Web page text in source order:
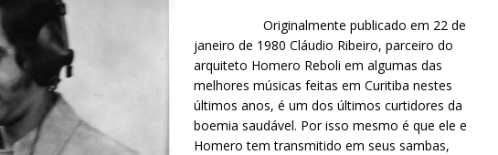
Originalmente publicado em 22 de
janeiro de 1980 Cláudio Ribeiro, parceiro do
arquiteto Homero Reboli em algumas das
melhores músicas feitas em Curitiba nestes
últimos anos, é um dos últimos curtidores da
boemia saudável. Por isso mesmo é que ele e
Homero tem transmitido em seus sambas,